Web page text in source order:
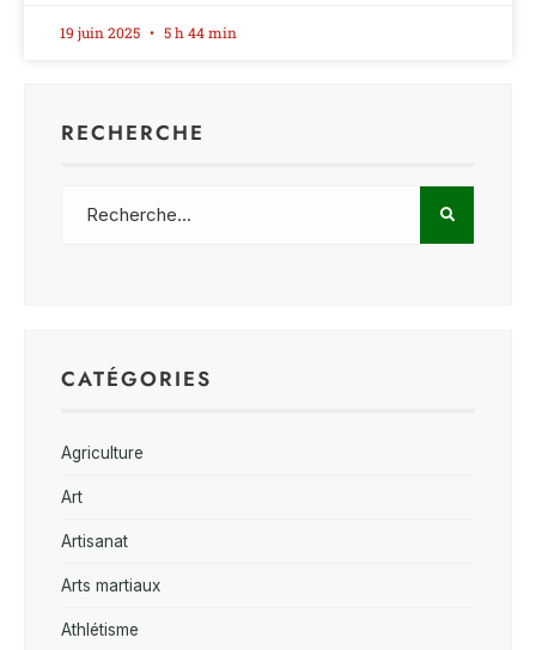
19 juin 2025 5 h 44 min
RECHERCHE
CATÉGORIES
Agriculture
Art
Artisanat
Arts martiaux
Athlétisme